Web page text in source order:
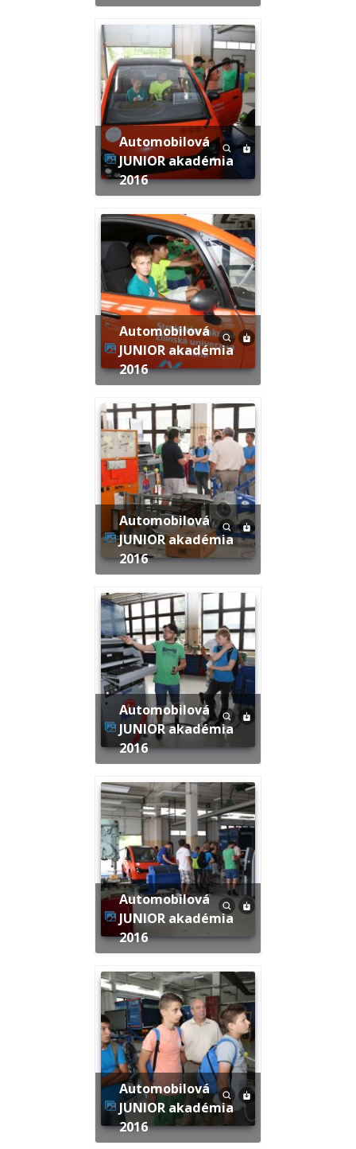
Automobilová
JUNIOR akadémia
2016
Automobilová
JUNIOR akadémia
2016
Automobilová
JUNIOR akadémia
2016
Automobilová
JUNIOR akadémia
2016
Automobilová
JUNIOR akadémia
2016
Automobilová
JUNIOR akadémia
2016